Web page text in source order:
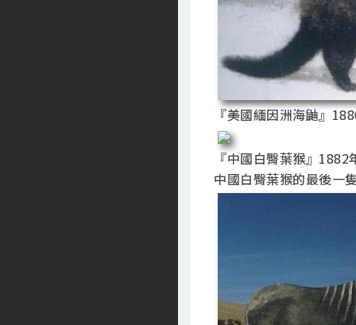
『美國緬因洲海鼬』
『中國白臀葉猴』1882
中國白臀葉猴的最後一